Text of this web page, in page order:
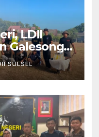
LDII
Galesong
di
SULSEL